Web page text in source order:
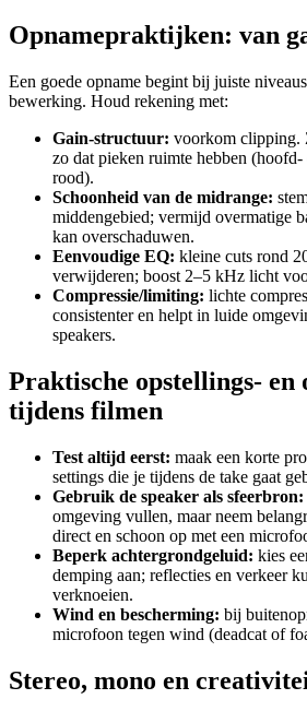
Opnamepraktijken: van
Een goede opname begint bij juiste
bewerking. Houd rekening met:
Gain-structuur: voorkom clipping.
zo dat pieken ruimte hebben
rood).
Schoonheid van de midrange:
middengebied; vermijd overmatige
kan overschaduwen.
Eenvoudige EQ: kleine cuts rond
verwijderen; boost 2–5 kHz licht
Compressie/limiting: lichte
consistenter en helpt in luide
speakers.
Praktische opstellings- en
tijdens filmen
Test altijd eerst: maak een korte
settings die je tijdens de take gaat
Gebruik de speaker als sfeerbron:
omgeving vullen, maar neem
direct en schoon op met een
Beperk achtergrondgeluid: kies
demping aan; reflecties en verkeer
verknoeien.
Wind en bescherming: bij
microfoon tegen wind (deadcat of
Stereo, mono en